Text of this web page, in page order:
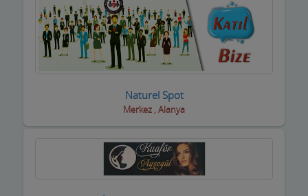
Berberler
Beyaz Eşya Mağazaları
Bijuteri Parfümeri Ürünleri
Bisiklet Satış ve Tamircisi
Naturel Spot
Merkez , Alanya